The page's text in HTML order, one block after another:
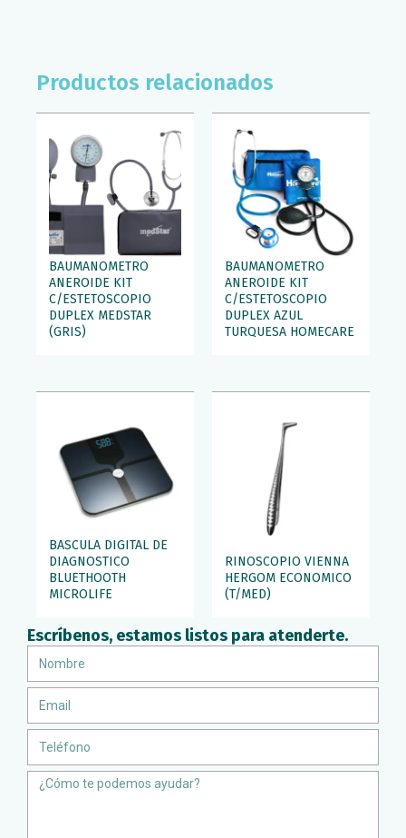
Escríbenos, estamos listos para atenderte.
Message
Productos relacionados
BAUMANOMETRO
ANEROIDE KIT
C/ESTETOSCOPIO
DUPLEX MEDSTAR
(GRIS)
BAUMANOMETRO
ANEROIDE KIT
C/ESTETOSCOPIO
DUPLEX AZUL
TURQUESA HOMECARE
BASCULA DIGITAL DE
DIAGNOSTICO
BLUETHOOTH
MICROLIFE
RINOSCOPIO VIENNA
HERGOM ECONOMICO
(T/MED)